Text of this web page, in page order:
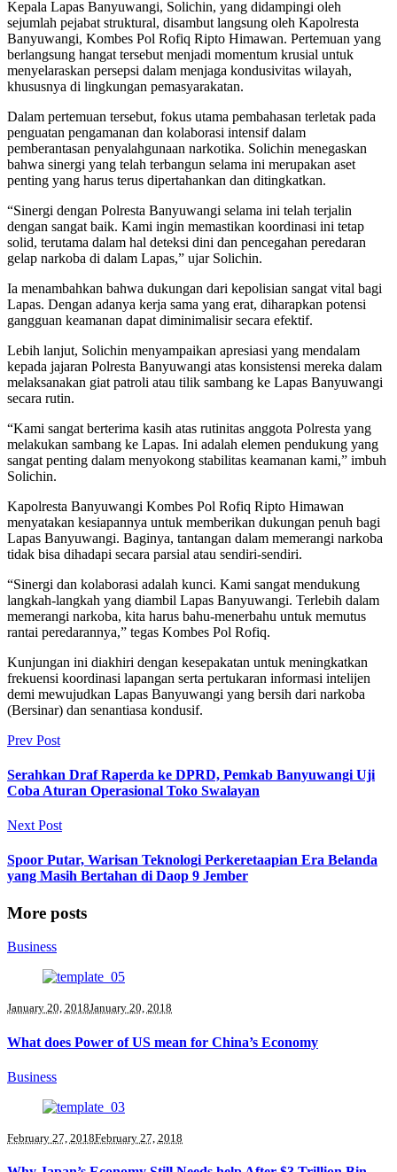
Kepala Lapas Banyuwangi, Solichin, yang didampingi oleh
sejumlah pejabat struktural, disambut langsung oleh Kapolresta
Banyuwangi, Kombes Pol Rofiq Ripto Himawan. Pertemuan yang
berlangsung hangat tersebut menjadi momentum krusial untuk
menyelaraskan persepsi dalam menjaga kondusivitas wilayah,
khususnya di lingkungan pemasyarakatan.
Dalam pertemuan tersebut, fokus utama pembahasan terletak pada
penguatan pengamanan dan kolaborasi intensif dalam
pemberantasan penyalahgunaan narkotika. Solichin menegaskan
bahwa sinergi yang telah terbangun selama ini merupakan aset
penting yang harus terus dipertahankan dan ditingkatkan.
“Sinergi dengan Polresta Banyuwangi selama ini telah terjalin
dengan sangat baik. Kami ingin memastikan koordinasi ini tetap
solid, terutama dalam hal deteksi dini dan pencegahan peredaran
gelap narkoba di dalam Lapas,” ujar Solichin.
Ia menambahkan bahwa dukungan dari kepolisian sangat vital bagi
Lapas. Dengan adanya kerja sama yang erat, diharapkan potensi
gangguan keamanan dapat diminimalisir secara efektif.
Lebih lanjut, Solichin menyampaikan apresiasi yang mendalam
kepada jajaran Polresta Banyuwangi atas konsistensi mereka dalam
melaksanakan giat patroli atau tilik sambang ke Lapas Banyuwangi
secara rutin.
“Kami sangat berterima kasih atas rutinitas anggota Polresta yang
melakukan sambang ke Lapas. Ini adalah elemen pendukung yang
sangat penting dalam menyokong stabilitas keamanan kami,” imbuh
Solichin.
Kapolresta Banyuwangi Kombes Pol Rofiq Ripto Himawan
menyatakan kesiapannya untuk memberikan dukungan penuh bagi
Lapas Banyuwangi. Baginya, tantangan dalam memerangi narkoba
tidak bisa dihadapi secara parsial atau sendiri-sendiri.
“Sinergi dan kolaborasi adalah kunci. Kami sangat mendukung
langkah-langkah yang diambil Lapas Banyuwangi. Terlebih dalam
memerangi narkoba, kita harus bahu-menerbahu untuk memutus
rantai peredarannya,” tegas Kombes Pol Rofiq.
Kunjungan ini diakhiri dengan kesepakatan untuk meningkatkan
frekuensi koordinasi lapangan serta pertukaran informasi intelijen
demi mewujudkan Lapas Banyuwangi yang bersih dari narkoba
(Bersinar) dan senantiasa kondusif.
Prev Post
Serahkan Draf Raperda ke DPRD, Pemkab Banyuwangi Uji
Coba Aturan Operasional Toko Swalayan
Next Post
Spoor Putar, Warisan Teknologi Perkeretaapian Era Belanda
yang Masih Bertahan di Daop 9 Jember
More posts
Business
January 20, 2018January 20, 2018
What does Power of US mean for China’s Economy
Business
February 27, 2018February 27, 2018